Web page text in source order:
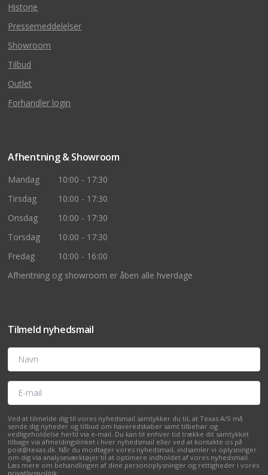
Historie
Pressemeddelelser
Showroom
Tilbud
Outlet
Forhandler login
Afhentning & Showroom
Mandag
10:00 - 17:30
Tirsdag
10:00 - 17:30
Onsdag
10:00 - 17:30
Torsdag
10:00 - 17:30
Fredag
10:00 - 16:00
Afhentning og showroom er åben alle hverdage
Tilmeld nyhedsmail
Navn
E-mail
Ved at tilmelde dig til vores nyhedsmail samtykker du til, at Texas A/S må
sende dig nyheder og tilbud om haveredskaber samt tilbehør og
vedligeholdelse hertil via e-mail. Du kan til enhver tid trække dit samtykket
tilbage via afmeldingslinket i hver nyhedsmail eller ved at kontakte os på
post@texas.dk. Når du modtager vores nyhedsmail, indsamler vi oplysninger
om dig via analyseværktøjer til at optimere indholdet af vores nyhedsmail.
Læs mere om behandlingen af dine personoplysninger og rettigheder i vores
privatlivspolitik